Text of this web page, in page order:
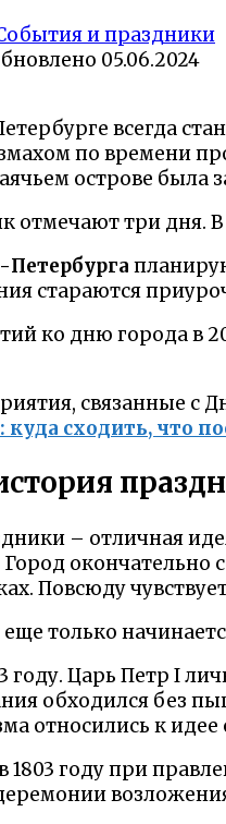
и праздники
05.06.2024
всегда
по времени
острове была
три дня.
Петербурга
стараются
ко дню города в
связанные с
куда сходить, что
– отличная
окончательно
Повсюду
только
году. Царь Петр I
обходился без
относились к
году при